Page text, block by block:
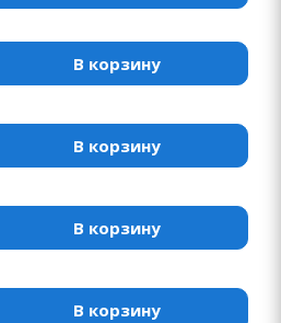
В корзину
В корзину
В корзину
В корзину